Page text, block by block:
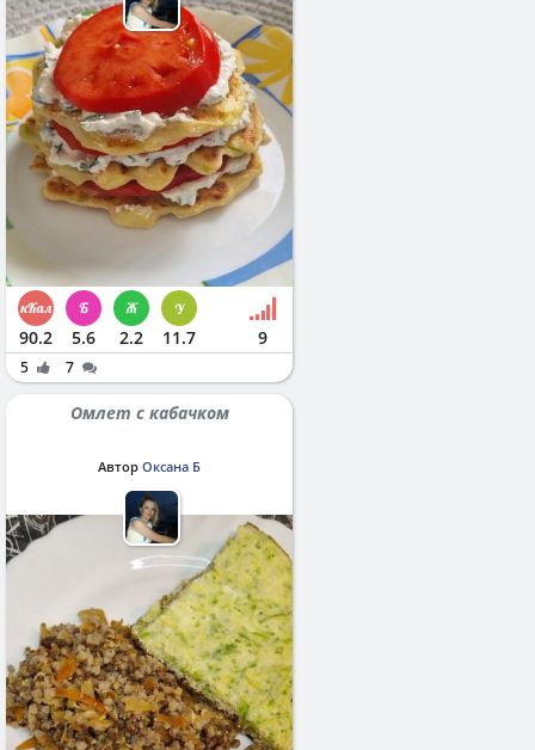
90.2 5.6 2.2 11.7 9
5 7
Омлет с кабачком
Автор Оксана Б